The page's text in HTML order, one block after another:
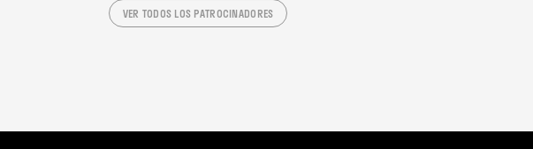
VER TODOS LOS PATROCINADORES